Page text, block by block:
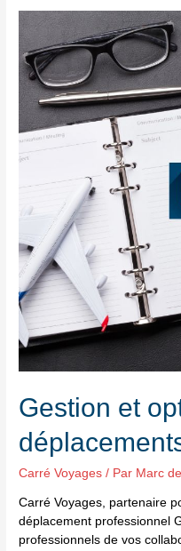
Gestion et
Carré Voyages / Par Marc
Carré Voyages, partenaire
déplacement professionnel
professionnels de vos